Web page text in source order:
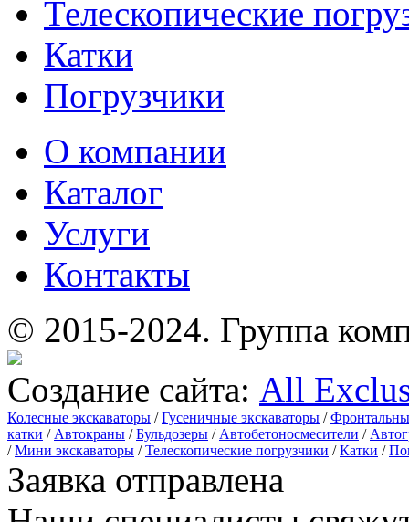
Телескопические
Катки
Погрузчики
О компании
Каталог
Услуги
Контакты
© 2015-2024. Группа
Создание сайта: All
Колесные экскаваторы /Гусеничные экскаваторы /
катки / Автокраны /Бульдозеры / Автобетоносмесители /
/Мини экскаваторы /Телескопические погрузчики /Катки /
Заявка отправлена